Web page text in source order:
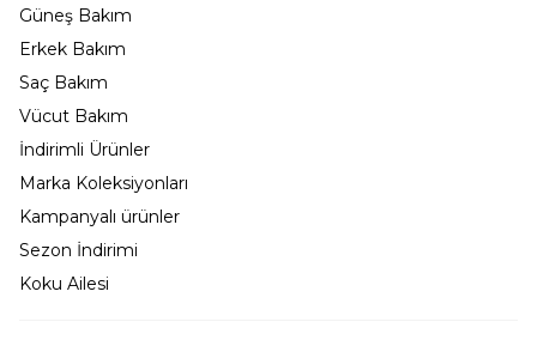
Güneş Bakım
Erkek Bakım
Saç Bakım
Vücut Bakım
İndirimli Ürünler
Marka Koleksiyonları
Kampanyalı ürünler
Sezon İndirimi
Koku Ailesi